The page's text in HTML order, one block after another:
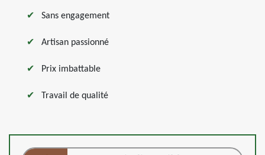
Sans engagement
Artisan passionné
Prix imbattable
Travail de qualité